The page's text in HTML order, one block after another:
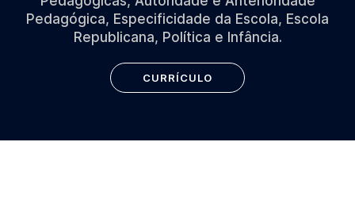
Pedagógica, Especificidade da Escola, Escola
Republicana, Política e Infância.
CURRÍCULO